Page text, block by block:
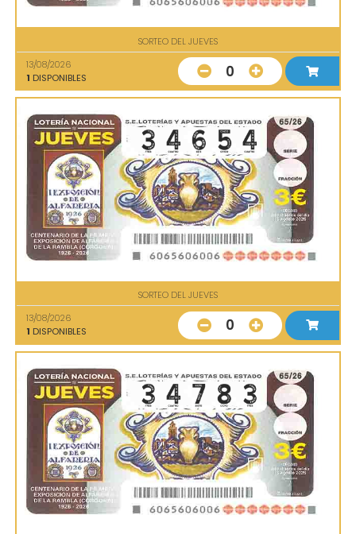
SORTEO DEL JUEVES
13/08/2026
1 DISPONIBLES 0
SORTEO DEL JUEVES
13/08/2026
1 DISPONIBLES 0